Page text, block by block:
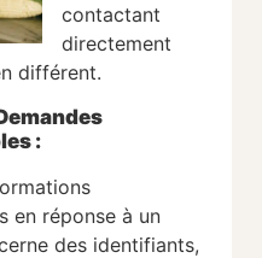
contactant
directement
différent.
:
en réponse à un
des identifiants,